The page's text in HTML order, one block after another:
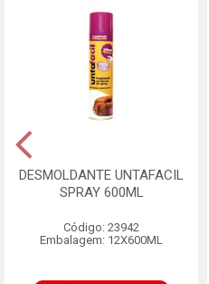
DESMOLDANTE UNTAFACIL
SPRAY 600ML
Código: 23942
Embalagem: 12X600ML